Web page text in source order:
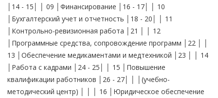
│14 - 15│ │ 09 │Финансирование │16 - 17│ │ 10
│Бухгалтерский учет и отчетность │18 - 20│ │ 11
│Контрольно-ревизионная работа │21 │ │ 12
│Программные средства, сопровождение программ │22 │ │
13 │Обеспечение медикаментами и медтехникой │23 │ │ 14
│Работа с кадрами │24 - 25│ │ 15 │Повышение
квалификации работников │26 - 27│ │ │(учебно-
методический центр) │ │ │ 16 │Юридическое обеспечение